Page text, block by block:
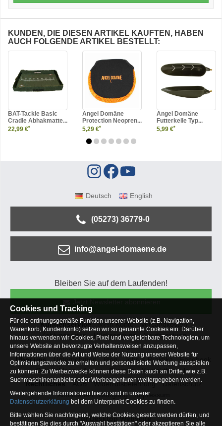
KUNDEN, DIE DIESEN ARTIKEL KAUFTEN, HABEN
AUCH FOLGENDE ARTIKEL BESTELLT:
BAT-Tackle Basic
Cradle Abhakmatte...
22,99 €*
Angel Domäne
Protection Neopren...
5,29 €*
Angel Domäne
Futterkelle Typ...
5,99 €*
Deutsch English
(05273) 36779-0
info@angel-domaene.de
Bleiben Sie auf dem Laufenden!
Kundenservice Mein Konto
Versandkosten
Zahlungsarten
Rücksendung
Kaufberatung
Häufige Fragen
Über uns
Unternehmen Blog Jobs & Praktika
Facebook
Osterfeldsee
Archiv Sitemap
Kontaktformular
Rechtliches
AGB Widerrufsbelehrung
Datenschutz
Altbatterie-Entsorgung
Impressum
Zur Desktop Webseite
Cookies und Tracking
Für die ordnungsgemäße Funktion unserer Website (z.B. Navigation,
Warenkorb, Kundenkonto) setzen wir so genannte Cookies ein. Darüber
hinaus verwenden wir Cookies, Pixel und vergleichbare Technologien, um
unsere Website an bevorzugte Verhaltensweisen anzupassen,
Informationen über die Art und Weise der Nutzung unserer Website für
Optimierungszwecke zu erhalten und personalisierte Werbung ausspielen
zu können. Zu Werbezwecke können diese Daten auch an Dritte, wie z.B.
Suchmaschinenanbieter oder Werbeagenturen weitergegeben werden.
Weitergehende Informationen hierzu sind in unserer
Datenschutzerklärung bei dem Unterpunkt Cookies zu finden.
Bitte wählen Sie nachfolgend, welche Cookies gesetzt werden dürfen, und
bestätigen Sie dies durch "Auswahl bestätigen" oder akzeptieren Sie alle